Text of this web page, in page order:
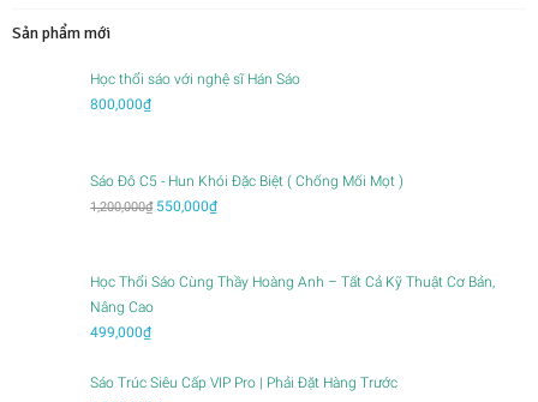
Sản phẩm mới
Học thổi sáo với nghệ sĩ Hán Sáo
800,000₫
Sáo Đô C5 - Hun Khói Đặc Biệt ( Chống Mối Mọt )
1,200,000₫ Giá
1,200,000₫.
550,000₫Giá
là:
Học Thổi Sáo Cùng Thầy Hoàng Anh – Tất Cả Kỹ Thuật Cơ Bản,
Nâng Cao
499,000₫
Sáo Trúc Siêu Cấp VIP Pro | Phải Đặt Hàng Trước